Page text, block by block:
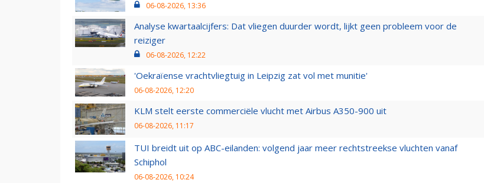
06-08-2026, 13:36
Analyse kwartaalcijfers: Dat vliegen duurder wordt, lijkt geen probleem voor de
reiziger
06-08-2026, 12:22
'Oekraïense vrachtvliegtuig in Leipzig zat vol met munitie'
06-08-2026, 12:20
KLM stelt eerste commerciële vlucht met Airbus A350-900 uit
06-08-2026, 11:17
TUI breidt uit op ABC-eilanden: volgend jaar meer rechtstreekse vluchten vanaf
Schiphol
06-08-2026, 10:24